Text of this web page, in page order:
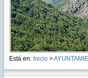
Está en: Inicio >